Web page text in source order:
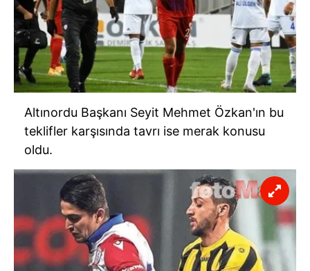
Altınordu Başkanı Seyit Mehmet Özkan'ın bu
teklifler karşısında tavrı ise merak konusu
oldu.